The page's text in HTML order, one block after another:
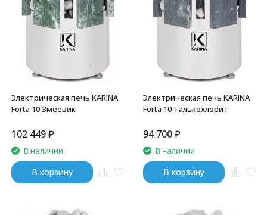
Электрическая печь KARINA
Forta 10 Змеевик
102 449₽
В наличии
В корзину
Электрическая печь KARINA
Forta 10 Талькохлорит
94 700₽
В наличии
В корзину